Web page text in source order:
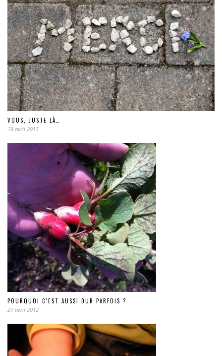
VOUS, JUSTE LÀ…
18 avril 2013
POURQUOI C’EST AUSSI DUR PARFOIS ?
27 avril 2012